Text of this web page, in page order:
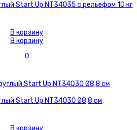
Start Up NT34035 с рельефом 10 кг
В корзину
В корзину
0
Start Up NT34030 Ø8,8 см
В корзину